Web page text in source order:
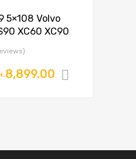
5×108 Volvo
XC60 XC90
8,899.00